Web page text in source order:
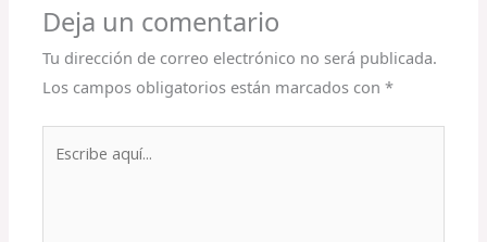
Deja un comentario
Tu dirección de correo electrónico no será publicada.
Los campos obligatorios están marcados con*